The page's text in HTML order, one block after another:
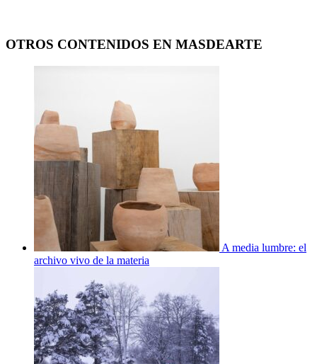
OTROS CONTENIDOS EN MASDEARTE
A media lumbre: el
archivo vivo de la materia